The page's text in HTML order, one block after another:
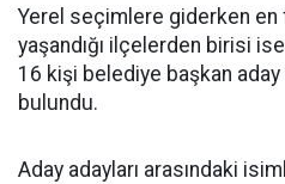
Yerel seçimlere giderken en
yaşandığı ilçelerden birisi ise
16 kişi belediye başkan aday
bulundu.
Aday adayları arasındaki